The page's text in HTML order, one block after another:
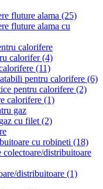
fluture alama (25)
fluture alama cu
calorifere
calorifer(4)
(11)
pentru calorifere (6)
pentru calorifere (2)
calorifere (1)
gaz
cu filet (2)
cu robineti (18)
colectoare/distribuitoare
distribuitoare (1)